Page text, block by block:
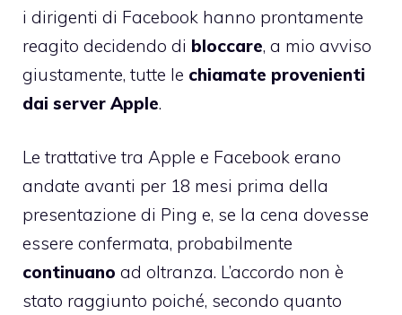
i dirigenti di Facebook hanno prontamente
reagito decidendo di bloccare, a mio avviso
giustamente, tutte le chiamate provenienti
dai server Apple.
Le trattative tra Apple e Facebook erano
andate avanti per 18 mesi prima della
presentazione di Ping e, se la cena dovesse
essere confermata, probabilmente
continuano ad oltranza. L’accordo non è
stato raggiunto poiché, secondo quanto